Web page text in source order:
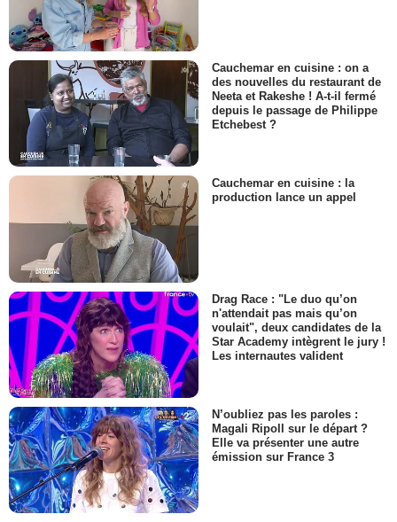
Cauchemar en cuisine : on a
des nouvelles du restaurant de
Neeta et Rakeshe ! A-t-il fermé
depuis le passage de Philippe
Etchebest ?
Cauchemar en cuisine : la
production lance un appel
Drag Race : "Le duo qu’on
n'attendait pas mais qu’on
voulait", deux candidates de la
Star Academy intègrent le jury !
Les internautes valident
N’oubliez pas les paroles :
Magali Ripoll sur le départ ?
Elle va présenter une autre
émission sur France 3